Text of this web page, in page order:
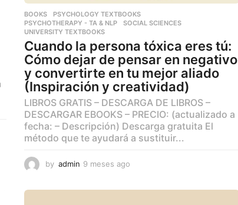
BOOKS ,PSYCHOLOGY TEXTBOOKS
PSYCHOTHERAPY - TA & NLP
,SOCIAL SCIENCES
UNIVERSITY TEXTBOOKS
Cuando la persona tóxica eres tú:
Cómo dejar de pensar en negativo
y convertirte en tu mejor aliado
(Inspiración y creatividad)
LIBROS GRATIS – DESCARGA DE LIBROS –
DESCARGAR EBOOKS – PRECIO: (actualizado a
fecha: – Descripción) Descarga gratuita El
método que te ayudará a sustituir...
by admin 9 meses ago